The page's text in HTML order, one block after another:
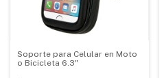
Soporte para Celular en Moto
o Bicicleta 6.3"